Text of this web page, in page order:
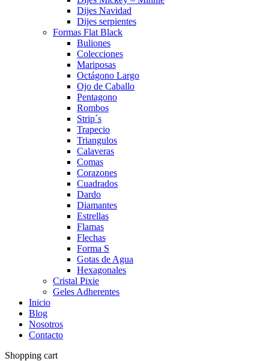
Dijes Navidad
Dijes serpientes
Formas Flat Black
Buliones
Colecciones
Mariposas
Octágono Largo
Ojo de Caballo
Pentagono
Rombos
Strip´s
Trapecio
Triangulos
Calaveras
Comas
Corazones
Cuadrados
Dardo
Diamantes
Estrellas
Flamas
Flechas
Forma S
Gotas de Agua
Hexagonales
Cristal Pixie
Geles Adherentes
Inicio
Blog
Nosotros
Contacto
Shopping cart